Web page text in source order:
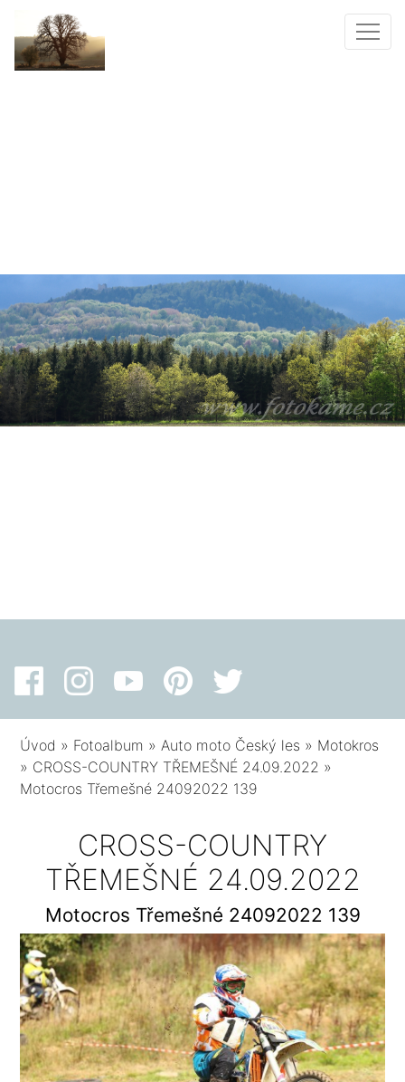
Úvod » Fotoalbum »Auto moto Český les » Motokros
» CROSS-COUNTRY TŘEMEŠNÉ 24.09.2022 »
Motocros Třemešné 24092022 139
CROSS-COUNTRY
TŘEMEŠNÉ 24.09.2022
Motocros Třemešné 24092022 139